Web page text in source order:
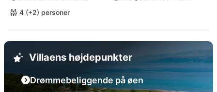
4 (+2) personer
Villaens højdepunkter
Drømmebeliggende på øen